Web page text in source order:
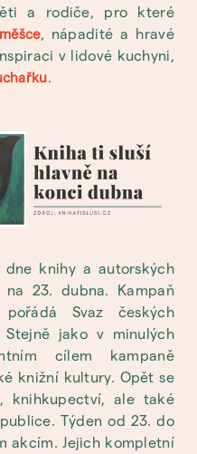
a rodiče, pro které
, nápadité a hravé
v lidové kuchyni,
.
dne knihy a autorských
23. dubna. Kampaň
Svaz českých
jako v minulých
cílem kampaně
knižní kultury. Opět se
knihkupectví, ale také
Týden od 23. do
akcím. Jejich kompletní